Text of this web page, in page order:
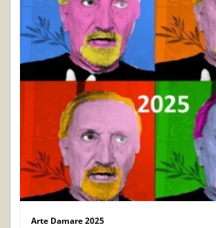
Arte Damare 2025